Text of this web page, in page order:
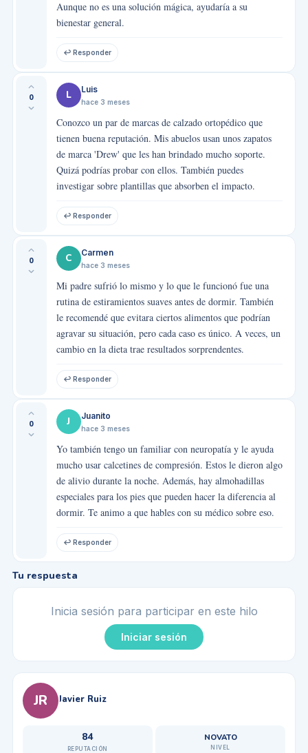
Aunque no es una solución mágica, ayudaría a su
bienestar general.
↩ Responder
0 L Luis
hace 3 meses
Conozco un par de marcas de calzado ortopédico que
tienen buena reputación. Mis abuelos usan unos zapatos
de marca 'Drew' que les han brindado mucho soporte.
Quizá podrías probar con ellos. También puedes
investigar sobre plantillas que absorben el impacto.
↩ Responder
0 C Carmen
hace 3 meses
Mi padre sufrió lo mismo y lo que le funcionó fue una
rutina de estiramientos suaves antes de dormir. También
le recomendé que evitara ciertos alimentos que podrían
agravar su situación, pero cada caso es único. A veces, un
cambio en la dieta trae resultados sorprendentes.
↩ Responder
0 J Juanito
hace 3 meses
Yo también tengo un familiar con neuropatía y le ayuda
mucho usar calcetines de compresión. Estos le dieron algo
de alivio durante la noche. Además, hay almohadillas
especiales para los pies que pueden hacer la diferencia al
dormir. Te animo a que hables con su médico sobre eso.
↩ Responder
Tu respuesta
Inicia sesión para participar en este hilo
Iniciar sesión
JR Javier Ruiz
84
REPUTACIÓN
NOVATO
NIVEL